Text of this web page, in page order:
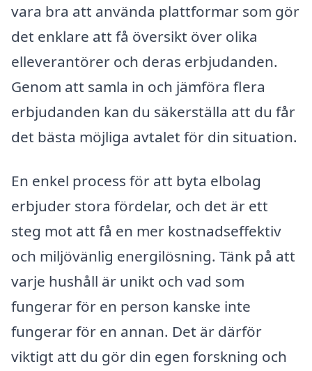
vara bra att använda plattformar som gör
det enklare att få översikt över olika
elleverantörer och deras erbjudanden.
Genom att samla in och jämföra flera
erbjudanden kan du säkerställa att du får
det bästa möjliga avtalet för din situation.
En enkel process för att byta elbolag
erbjuder stora fördelar, och det är ett
steg mot att få en mer kostnadseffektiv
och miljövänlig energilösning. Tänk på att
varje hushåll är unikt och vad som
fungerar för en person kanske inte
fungerar för en annan. Det är därför
viktigt att du gör din egen forskning och